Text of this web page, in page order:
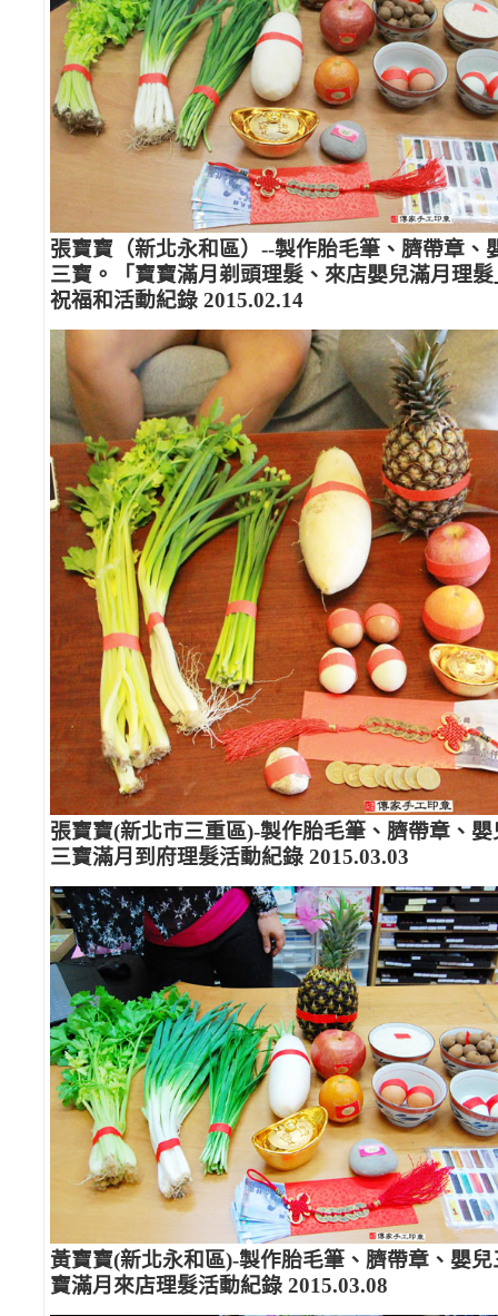
張寶寶（新北永和區）--製作胎毛筆、臍帶章、
三寶。「寶寶滿月剃頭理髮、來店嬰兒滿月理髮
祝福和活動紀錄 2015.02.14
張寶寶(新北市三重區)-製作胎毛筆、臍帶章、嬰
三寶滿月到府理髮活動紀錄 2015.03.03
黃寶寶(新北永和區)-製作胎毛筆、臍帶章、嬰兒
寶滿月來店理髮活動紀錄 2015.03.08